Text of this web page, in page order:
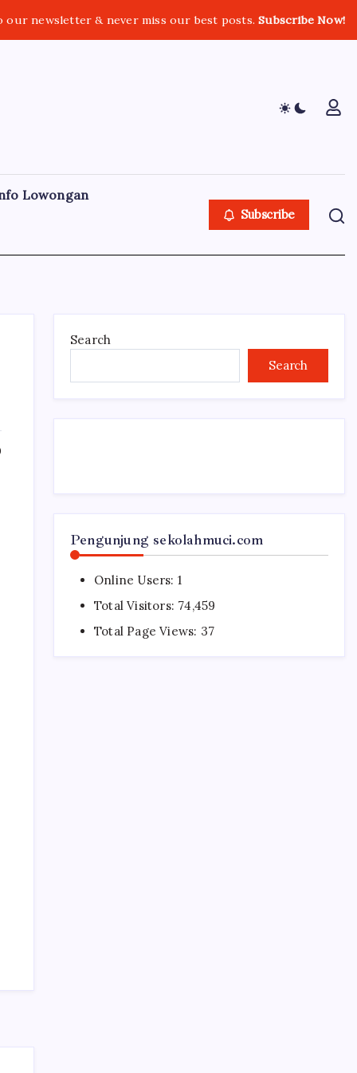
our newsletter & never miss our best posts.Subscribe Now!
Lowongan
Subscribe
Search
Search
Pengunjung sekolahmuci.com
Online Users: 1
Total Visitors: 74,459
Total Page Views: 37